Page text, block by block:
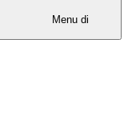
Menu di